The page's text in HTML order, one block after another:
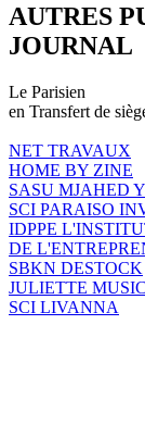
AUTRES
JOURNAL
Le Parisien
en Transfert de
NET TRAVAUX
HOME BY ZINE
SASU MJAHED
SCI PARAISO
IDPPE
DE
SBKN DESTOCK
JULIETTE MUSIC
SCI LIVANNA